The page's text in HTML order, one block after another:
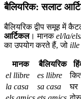
बैलियरिक: सलाट
बैलियरिक द्वीप समूह में
आर्टिकल। मानकel/la/
का उपयोग करते हैं, जो ille
मानक बैलियरिक
el llibre
es llibre
la casa
sa casa
घर